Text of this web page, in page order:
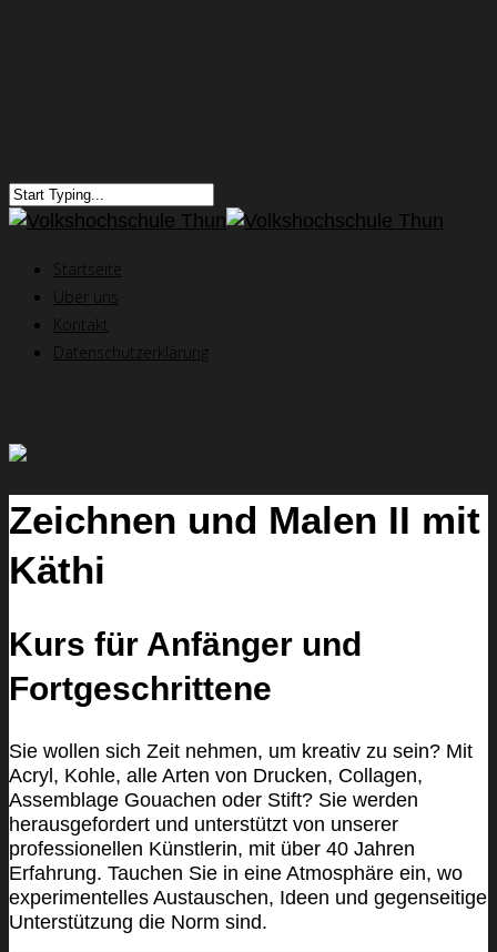
Startseite
Über uns
Kontakt
Datenschutzerklärung
Zeichnen und Malen II mit
Käthi
Kurs für Anfänger und
Fortgeschrittene
Sie wollen sich Zeit nehmen, um kreativ zu sein? Mit
Acryl, Kohle, alle Arten von Drucken, Collagen,
Assemblage Gouachen oder Stift? Sie werden
herausgefordert und unterstützt von unserer
professionellen Künstlerin, mit über 40 Jahren
Erfahrung. Tauchen Sie in eine Atmosphäre ein, wo
experimentelles Austauschen, Ideen und gegenseitige
Unterstützung die Norm sind.